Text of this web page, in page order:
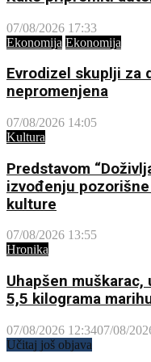
07/08/2026 17:33
Ekonomija Ekonomija
Evrodizel skuplji za
nepromenjena
07/08/2026 14:05
Kultura
Predstavom
izvođenju
kulture
07/08/2026 13:55
Hronika
Uhapšen
5,5 kilograma
07/08/2026 12:3407/08/
Učitaj još objava